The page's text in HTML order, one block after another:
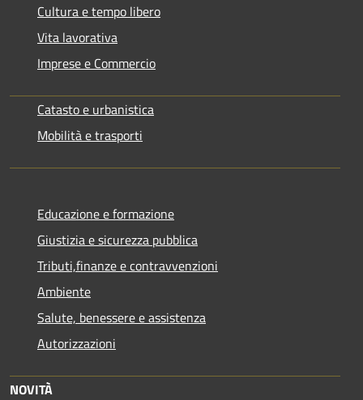
Cultura e tempo libero
Vita lavorativa
Imprese e Commercio
Catasto e urbanistica
Mobilità e trasporti
Educazione e formazione
Giustizia e sicurezza pubblica
Tributi,finanze e contravvenzioni
Ambiente
Salute, benessere e assistenza
Autorizzazioni
NOVITÀ